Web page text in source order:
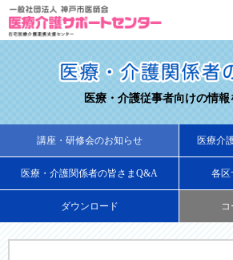
医療・介護従事者向けの情報
講座・研修会のお知らせ 医療介
医療・介護関係者の皆さまQ&A 各区
ダウンロード